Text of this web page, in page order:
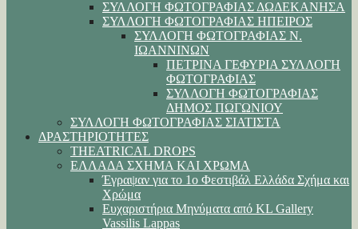
ΣΥΛΛΟΓΗ ΦΩΤΟΓΡΑΦΙΑΣ ΔΩΔΕΚΑΝΗΣΑ
ΣΥΛΛΟΓΗ ΦΩΤΟΓΡΑΦΙΑΣ ΗΠΕΙΡΟΣ
ΣΥΛΛΟΓΗ ΦΩΤΟΓΡΑΦΙΑΣ Ν.
ΙΩΑΝΝΙΝΩΝ
ΠΕΤΡΙΝΑ ΓΕΦΥΡΙΑ ΣΥΛΛΟΓΗ
ΦΩΤΟΓΡΑΦΙΑΣ
ΣΥΛΛΟΓΗ ΦΩΤΟΓΡΑΦΙΑΣ
ΔΗΜΟΣ ΠΩΓΩΝΙΟΥ
ΣΥΛΛΟΓΗ ΦΩΤΟΓΡΑΦΙΑΣ ΣΙΑΤΙΣΤΑ
ΔΡΑΣΤΗΡΙΟΤΗΤΕΣ
THEATRICAL DROPS
ΕΛΛΑΔΑ ΣΧΗΜΑ ΚΑΙ ΧΡΩΜΑ
Έγραψαν για το 1ο Φεστιβάλ Ελλάδα Σχήμα και
Χρώμα
Ευχαριστήρια Μηνύματα από KL Gallery
Vassilis Lappas